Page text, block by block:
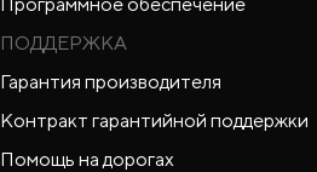
ПОДДЕРЖКА
Гарантия производителя
Контракт гарантийной поддержки
Помощь на дорогах